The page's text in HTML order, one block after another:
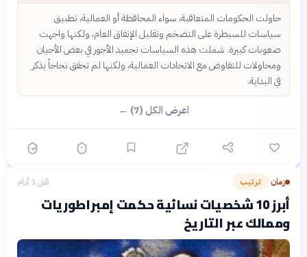
حاولت الحكومات المتعاقبة، سواء المحافظة أو العمالية، تطبيق
سياسات للسيطرة على التضخم وتقليل الإنفاق العام، ولكنها واجهت
صعوبات كبيرة. شملت هذه السياسات تجميد الأجور في بعض الأحيان
ومحاولات للتفاوض مع الاتحادات العمالية، ولكنها لم تحقق نجاحاً يذكر
في البداية.
اعرض الكل (7) ←
زمان› ترتيب قبل 3 أيام
أبرز 10 شخصيات نسائية حكمت إمبراطوريات
وممالك عبر التاريخ